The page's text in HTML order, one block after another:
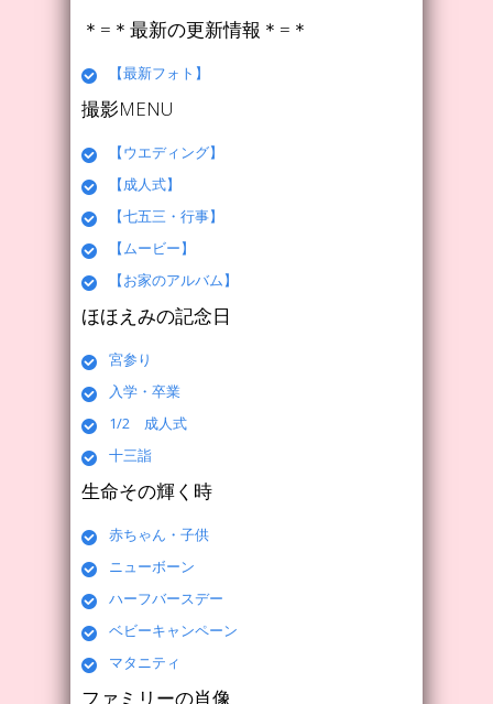
＊=＊最新の更新情報＊=＊
【最新フォト】
撮影MENU
【ウエディング】
【成人式】
【七五三・行事】
【ムービー】
【お家のアルバム】
ほほえみの記念日
宮参り
入学・卒業
1/2 成人式
十三詣
生命その輝く時
赤ちゃん・子供
ニューボーン
ハーフバースデー
ベビーキャンペーン
マタニティ
ファミリーの肖像